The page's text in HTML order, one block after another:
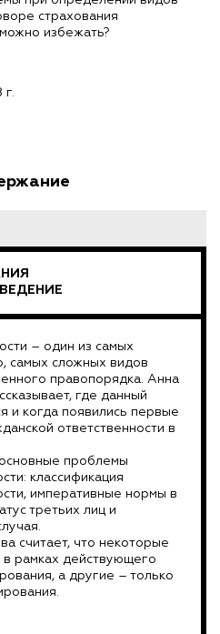
страхования
избежать?
г.
– один из самых
самых сложных видов
правопорядка. Анна
где данный
и когда появились первые
ответственности в
проблемы
классификация
императивные нормы в
третьих лиц и
считает, что некоторые
рамках действующего
а другие – только